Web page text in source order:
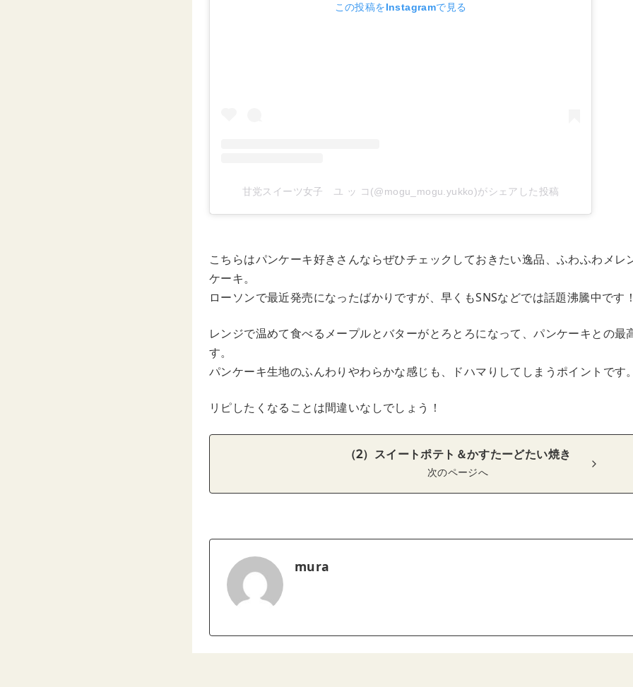
この投稿をInstagramで見る
甘党スイーツ女子 ユ ッ コ(@mogu_mogu.yukko)がシェアした投稿
こちらはパンケーキ好きさんならぜひチェックしておきたい逸品、ふわふわメレ
ケーキ。
ローソンで最近発売になったばかりですが、早くもSNSなどでは話題沸騰中です
レンジで温めて食べるメープルとバターがとろとろになって、パンケーキとの最
す。
パンケーキ生地のふんわりやわらかな感じも、ドハマりしてしまうポイントです
リピしたくなることは間違いなしでしょう！
（2）スイートポテト＆かすたーどたい焼き
次のページへ
mura